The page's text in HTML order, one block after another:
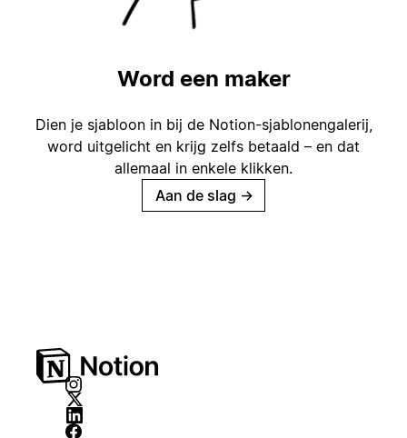
Word een maker
Dien je sjabloon in bij de Notion-sjablonengalerij,
word uitgelicht en krijg zelfs betaald – en dat
allemaal in enkele klikken.
Aan de slag →